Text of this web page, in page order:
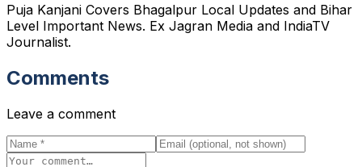
Puja Kanjani Covers Bhagalpur Local Updates and Bihar
Level Important News. Ex Jagran Media and IndiaTV
Journalist.
Comments
Leave a comment